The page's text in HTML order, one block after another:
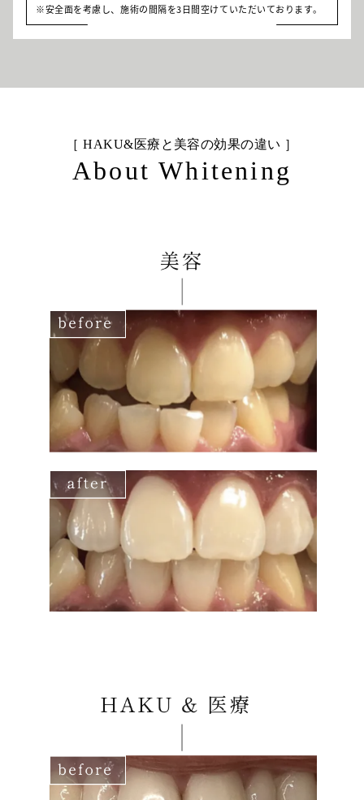
安全面を考慮し、施術の間隔を3日間空けていただいております。
［ HAKU&医療と美容の効果の違い ］
About Whitening